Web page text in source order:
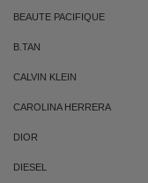
BEAUTE PACIFIQUE
B.TAN
CALVIN KLEIN
CAROLINA HERRERA
DIOR
DIESEL